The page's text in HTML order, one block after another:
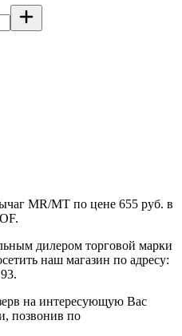
MR/MT по цене 655 руб. в
дилером торговой марки
наш магазин по адресу:
на интересующую Вас
позвонив по